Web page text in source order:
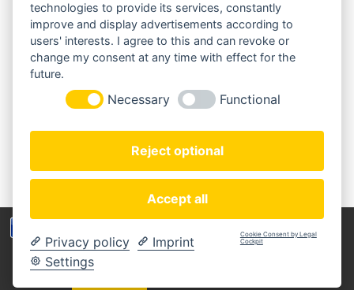
der Webseite zu verbessen. Durch Deinen Besuch
Herderstraße 2
22085 Hamburg
+49(0)40 18 033 286
info@morgenland-bazar.de
www.morgenland-bazar.de
FOLGEN SIE UNS:
MEIN KONTO
ZAHLUNGSARTEN
technologies to provide its services, constantly
improve and display advertisements according to
users' interests. I agree to this and can revoke or
change my consent at any time with effect for the
future.
Necessary Functional
Reject optional
Accept all
Privacy policy
Imprint
Settings
Cookie Consent by Legal
Cockpit